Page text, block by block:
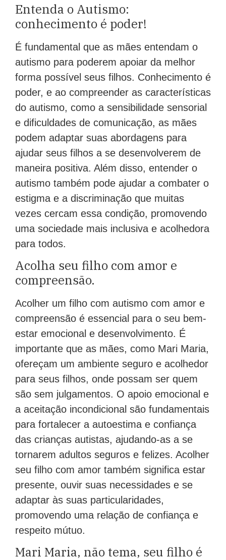
Entenda o Autismo:
conhecimento é poder!
É fundamental que as mães entendam o
autismo para poderem apoiar da melhor
forma possível seus filhos. Conhecimento é
poder, e ao compreender as características
do autismo, como a sensibilidade sensorial
e dificuldades de comunicação, as mães
podem adaptar suas abordagens para
ajudar seus filhos a se desenvolverem de
maneira positiva. Além disso, entender o
autismo também pode ajudar a combater o
estigma e a discriminação que muitas
vezes cercam essa condição, promovendo
uma sociedade mais inclusiva e acolhedora
para todos.
Acolha seu filho com amor e
compreensão.
Acolher um filho com autismo com amor e
compreensão é essencial para o seu bem-
estar emocional e desenvolvimento. É
importante que as mães, como Mari Maria,
ofereçam um ambiente seguro e acolhedor
para seus filhos, onde possam ser quem
são sem julgamentos. O apoio emocional e
a aceitação incondicional são fundamentais
para fortalecer a autoestima e confiança
das crianças autistas, ajudando-as a se
tornarem adultos seguros e felizes. Acolher
seu filho com amor também significa estar
presente, ouvir suas necessidades e se
adaptar às suas particularidades,
promovendo uma relação de confiança e
respeito mútuo.
Mari Maria, não tema, seu filho é